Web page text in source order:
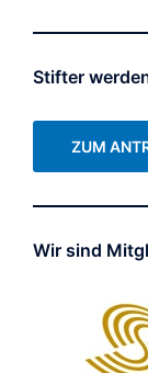
Stifter
ZUM
Wir sind